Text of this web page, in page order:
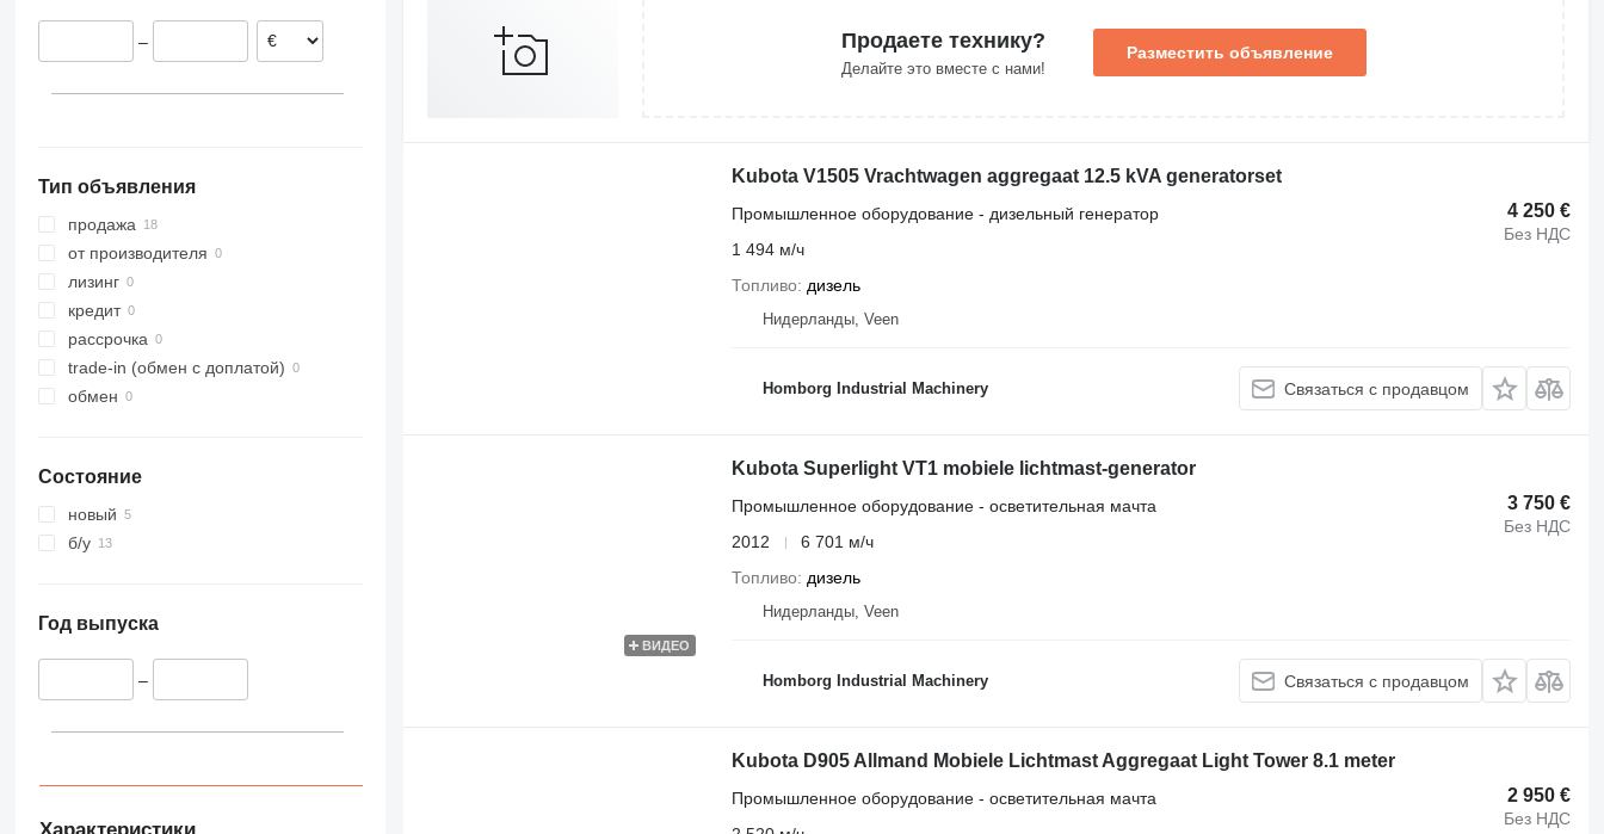
–
Тип объявления
продажа
от производителя
лизинг
кредит
рассрочка
trade-in (обмен с доплатой)
обмен
Состояние
новый
б/у
Год выпуска
–
Продаете технику?
Делайте это вместе с нами!
Разместить объявление
Kubota V1505 Vrachtwagen aggregaat 12.5 kVA generatorset
4 250 €
Без НДС
Промышленное оборудование - дизельный генератор
1 494 м/ч
Топливо
дизель
Нидерланды, Veen
Homborg Industrial Machinery Связаться с продавцом
ВИДЕО
Kubota Superlight VT1 mobiele lichtmast-generator
3 750 €
Без НДС
Промышленное оборудование - осветительная мачта
2012
6 701 м/ч
Топливо
дизель
Нидерланды, Veen
Homborg Industrial Machinery Связаться с продавцом
Kubota D905 Allmand Mobiele Lichtmast Aggregaat Light Tower 8.1 meter
2 950 €
Без НДС
Промышленное оборудование - осветительная мачта